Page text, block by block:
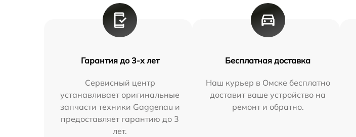
Гарантия до 3-х лет
Сервисный центр
устанавливает оригинальные
запчасти техники Gaggenau и
предоставляет гарантию до 3
лет.
Бесплатная доставка
Наш курьер в Омске бесплатно
доставит ваше устройство на
ремонт и обратно.